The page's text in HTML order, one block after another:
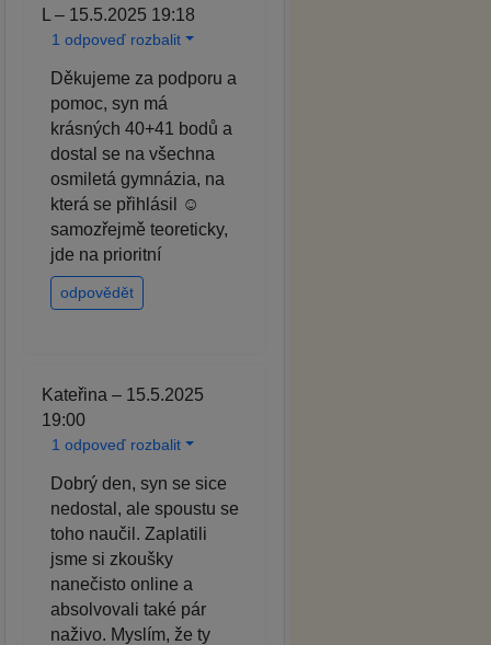
L – 15.5.2025 19:18
1 odpoveď rozbalit
Děkujeme za podporu a
pomoc, syn má
krásných 40+41 bodů a
dostal se na všechna
osmiletá gymnázia, na
která se přihlásil ☺️
samozřejmě teoreticky,
jde na prioritní
odpovědět
Kateřina – 15.5.2025
19:00
1 odpoveď rozbalit
Dobrý den, syn se sice
nedostal, ale spoustu se
toho naučil. Zaplatili
jsme si zkoušky
nanečisto online a
absolvovali také pár
naživo. Myslím, že ty